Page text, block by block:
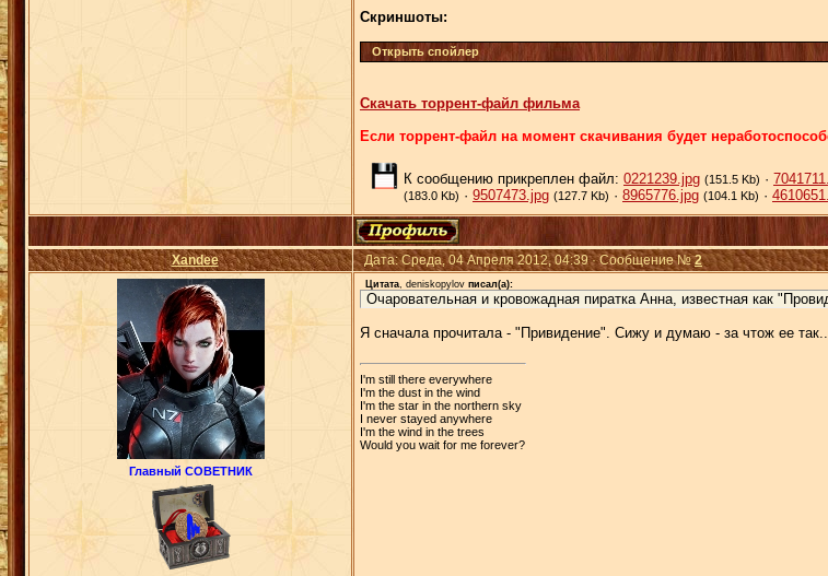
Скриншоты:
Скачать торрент-файл фильма
Если торрент-файл на момент скачивания будет
К сообщению прикреплен файл: 0221239.jpg (151.5 Kb) ·
(183.0 Kb) · 9507473.jpg (127.7 Kb) · 8965776.jpg (104.1 Kb) ·
Xandee Дата: Среда, 04 Апреля 2012, 04:39 · Сообщение №2
Главный СОВЕТНИК
Цитата, deniskopylov писал(а):
Очаровательная и кровожадная пиратка Анна, известная как
Я сначала прочитала - "Привидение". Сижу и думаю - за чтож ее
I'm still there everywhere
I'm the dust in the wind
I'm the star in the northern sky
I never stayed anywhere
I'm the wind in the trees
Would you wait for me forever?